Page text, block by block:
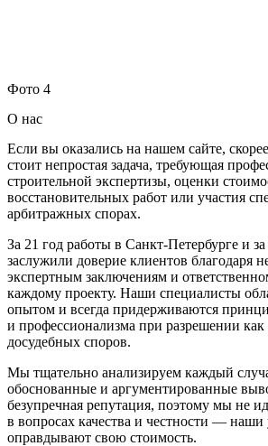
Фото 4
О нас
Если вы оказались на нашем сайте,
стоит непростая задача, требующая
строительной экспертизы, оценки
восстановительных работ или участия
арбитражных спорах.
За 21 год работы в Санкт-Петербурге и
заслужили доверие клиентов благодаря
экспертным заключениям и
каждому проекту. Наши специалисты
опытом и всегда придерживаются
и профессионализма при разрешении как
досудебных споров.
Мы тщательно анализируем каждый
обоснованные и аргументированные
безупречная репутация, поэтому мы не
в вопросах качества и честности —
оправдывают свою стоимость.